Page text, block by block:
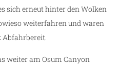
sich erneut hinter den Wolken
weiterfahren und waren
Abfahrbereit.
weiter am Osum Canyon